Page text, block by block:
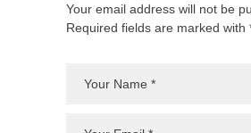
Your email address will not be
Required fields are marked with